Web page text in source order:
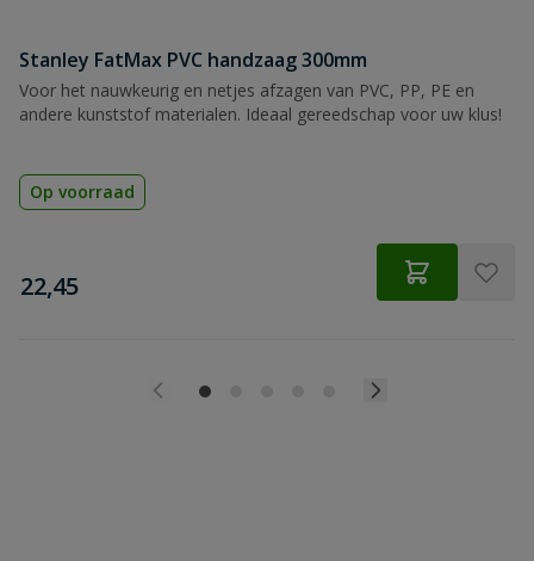
Stanley FatMax PVC handzaag 300mm
Voor het nauwkeurig en netjes afzagen van PVC, PP, PE en
andere kunststof materialen. Ideaal gereedschap voor uw klus!
Op voorraad
€
22,45